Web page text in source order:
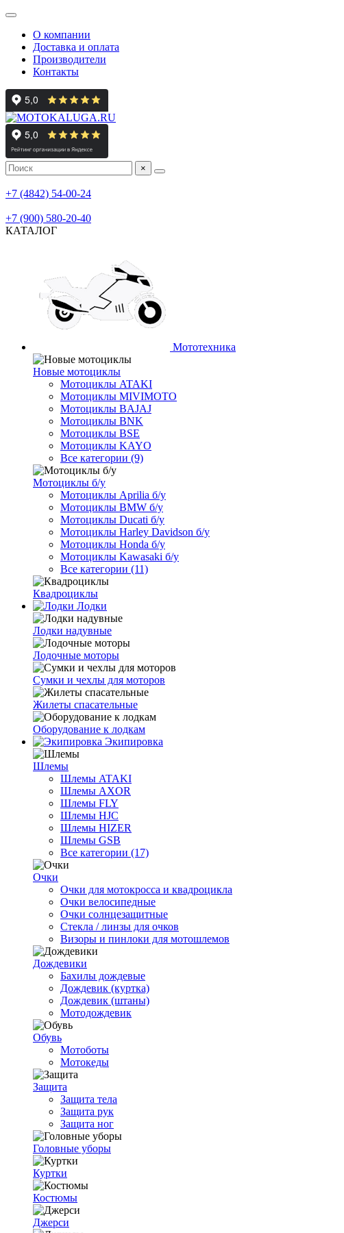
О компании
Доставка и оплата
Производители
Контакты
×
+7 (4842) 54-00-24
+7 (900) 580-20-40
КАТАЛОГ
Мототехника
Новые мотоциклы
Мотоциклы ATAKI
Мотоциклы MIVIMOTO
Мотоциклы BAJAJ
Мотоциклы BNK
Мотоциклы BSE
Мотоциклы KAYO
Все категории (9)
Мотоциклы б/у
Мотоциклы Aprilia б/у
Мотоциклы BMW б/у
Мотоциклы Ducati б/у
Мотоциклы Harley Davidson б/у
Мотоциклы Honda б/у
Мотоциклы Kawasaki б/у
Все категории (11)
Квадроциклы
Лодки
Лодки надувные
Лодочные моторы
Сумки и чехлы для моторов
Жилеты спасательные
Оборудование к лодкам
Экипировка
Шлемы
Шлемы ATAKI
Шлемы AXOR
Шлемы FLY
Шлемы HJC
Шлемы HIZER
Шлемы GSB
Все категории (17)
Очки
Очки для мотокросса и квадроцикла
Очки велосипедные
Очки солнцезащитные
Стекла / линзы для очков
Визоры и пинлоки для мотошлемов
Дождевики
Бахилы дождевые
Дождевик (куртка)
Дождевик (штаны)
Мотодождевик
Обувь
Мотоботы
Мотокеды
Защита
Защита тела
Защита рук
Защита ног
Головные уборы
Куртки
Костюмы
Джерси